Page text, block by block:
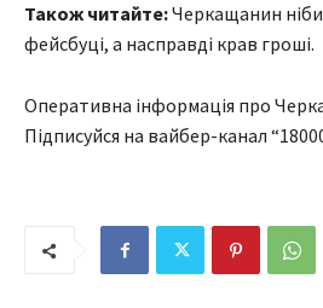
Також читайте:Черкащанин
фейсбуці, а насправді крав гроші.
Оперативна інформація про
Підписуйся на вайбер-канал